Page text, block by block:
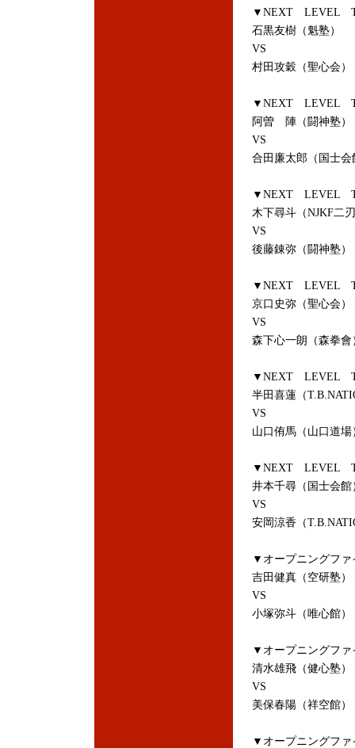
▼NEXT LEVEL
石黒友樹（魁塾）
VS
村田攻穀（聖心会）
▼NEXT LEVEL
阿曽 陣（闘神塾）
VS
合田廉太郎（国士会
▼NEXT LEVEL
木下尋斗（NJKF二
VS
後藤錬弥（闘神塾）
▼NEXT LEVEL
京口史弥（聖心会）
VS
森下心一朗（森拳會
▼NEXT LEVEL
半田喜蓮（
VS
山口侑馬（山口道場
▼NEXT LEVEL
井本千尋（国士会館
VS
安岡涼香（
▼オープニングフ
吉田健真（空研塾）
VS
小塚弥斗（唯心館）
▼オープニングフ
清水雄飛（健心塾）
VS
美保春陽（祥空館）
▼オープニングフ